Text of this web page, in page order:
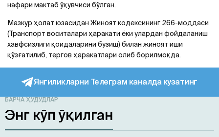
нафари мактаб ўқувчиси бўлган.
Мазкур ҳолат юзасидан Жиноят кодексининг 266-моддаси
(Транспорт воситалари ҳаракати ёки улардан фойдаланиш
хавфсизлиги қоидаларини бузиш) билан жиноят иши
қўзғатилиб, тергов ҳаракатлари олиб борилмоқда.
Янгиликларни Телеграм каналда кузатинг
БАРЧА ҲУДУДЛАР
Энг кўп ўқилган